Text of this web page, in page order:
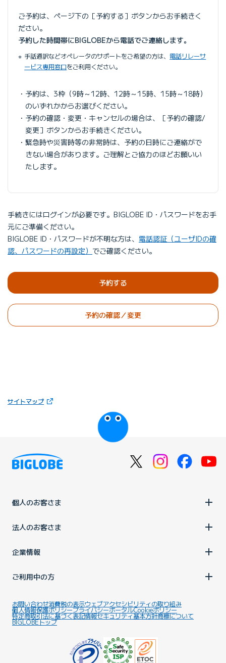
ご予約は、ページ下の［予約する］ボタンからお手続きく
ださい。
予約した時間帯にBIGLOBEから電話でご連絡します。
手話通訳などオペレータのサポートをご希望の方は、 電話リレーサ
ービス専用窓口をご利用ください。
予約は、3枠（9時～12時、12時～15時、15時～18時）
のいずれかからお選びください。
予約の確認・変更・キャンセルの場合は、［予約の確認/
変更］ボタンからお手続きください。
緊急時や災害時等の非常時は、予約の日時にご連絡がで
きない場合があります。ご理解とご協力のほどお願いい
たします。
手続きにはログインが必要です。BIGLOBE ID・パスワードをお手
元にご準備ください。
BIGLOBE ID・パスワードが不明な方は、 電話認証（ユーザIDの確
認、パスワードの再設定） でご確認ください。
予約する
予約の確認／変更
サイトマップ（新しいタブで開きます）
びっぷるのページ
個人のお客さま
法人のお客さま
企業情報
ご利用中の方
お問い合わせ消費税の表示ウェブアクセシビリティの取り組み
個人情報保護ポリシープライバシーポータルCookieポリシー
特定商取引法に基づく表記情報セキュリティ基本方針商標について
BIGLOBEトップ